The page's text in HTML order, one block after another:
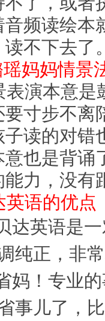
音频读绘本
读不下去了
妈妈情景
表演本意是
要寸步不离
子读的对错
意也是背诵
能力，没有
英语的优点
达英语是
纯正，非
妈！专业
事儿了，